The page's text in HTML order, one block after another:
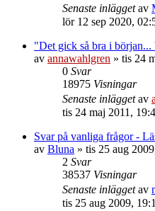
Senaste inläggetav
lör 12 sep 2020,
"Det gick så bra i
av annawahlgren » tis 24
0 Svar
18975 Visningar
Senaste inläggetav
tis 24 maj 2011,
Svar på vanliga frågor -
av Bluna » tis 25 aug
2 Svar
38537 Visningar
Senaste inläggetav
tis 25 aug 2009,